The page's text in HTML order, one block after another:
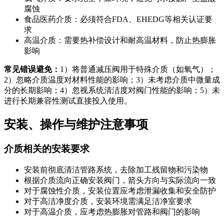
腐蚀
食品医药介质 ：必须符合FDA、EHEDG等相关认证要
求
高温介质 ：需要热补偿设计和耐高温材料，防止热膨胀
影响
常见错误避免： 1）将普通减压阀用于特殊介质（如氧气）；
2）忽略介质温度对材料性能的影响；3）未考虑介质中微量成
分的长期影响；4）忽视系统清洁度对阀门性能的影响；5）未
进行长期兼容性测试直接投入使用。
安装、操作与维护注意事项
介质相关的安装要求
安装前彻底清洁管路系统，去除加工残留物和污染物
根据介质流向正确安装阀门，箭头方向与实际流向一致
对于腐蚀性介质，安装位置应考虑泄漏收集和安全防护
对于高洁净度介质，安装环境需满足洁净室要求
对于高温介质，应考虑热膨胀对管路和阀门的影响